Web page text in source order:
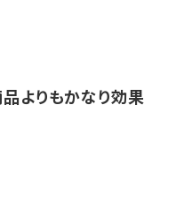
よりもかなり効果